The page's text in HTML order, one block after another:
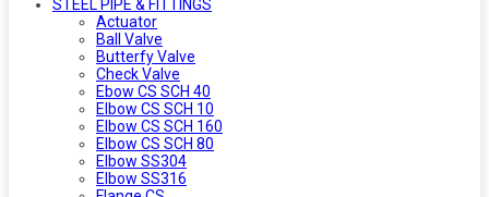
STEEL PIPE & FITTINGS
Actuator
Ball Valve
Butterfy Valve
Check Valve
Ebow CS SCH 40
Elbow CS SCH 10
Elbow CS SCH 160
Elbow CS SCH 80
Elbow SS304
Elbow SS316